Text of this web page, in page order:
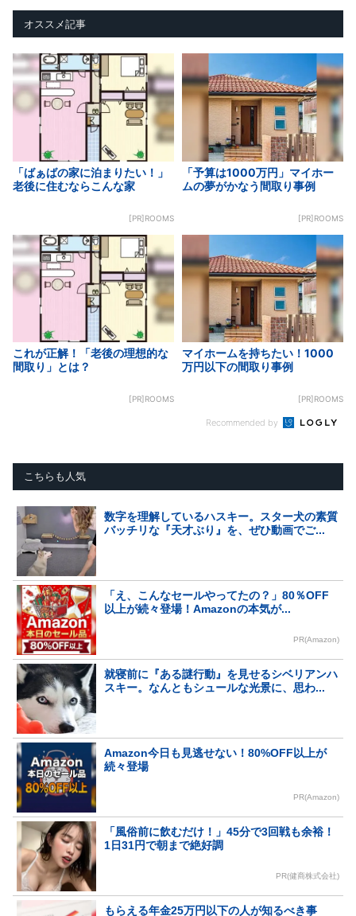
オススメ記事
「ばぁばの家に泊まりたい！」
老後に住むならこんな家
[PR]ROOMS
「予算は1000万円」マイホー
ムの夢がかなう間取り事例
[PR]ROOMS
これが正解！「老後の理想的な
間取り」とは？
[PR]ROOMS
マイホームを持ちたい！1000
万円以下の間取り事例
[PR]ROOMS
Recommended by
こちらも人気
数字を理解しているハスキー。スター犬の素質
バッチリな『天才ぶり』を、ぜひ動画でご...
「え、こんなセールやってたの？」80％OFF
以上が続々登場！Amazonの本気が...
PR(Amazon)
就寝前に『ある謎行動』を見せるシベリアンハ
スキー。なんともシュールな光景に、思わ...
Amazon今日も見逃せない！80%OFF以上が
続々登場
PR(Amazon)
「風俗前に飲むだけ！」45分で3回戦も余裕！
1日31円で朝まで絶好調
PR(健商株式会社)
もらえる年金25万円以下の人が知るべき事